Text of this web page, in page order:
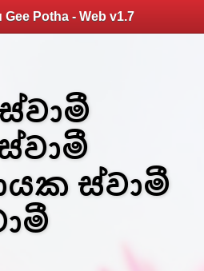
Potha - Web v1.7
ස්වාමී